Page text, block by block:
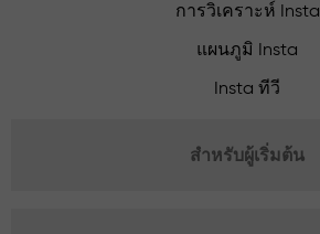
การวิเคราะห์ Insta
แผนภูมิ Insta
Insta ทีวี
สำหรับผู้เริ่มต้น